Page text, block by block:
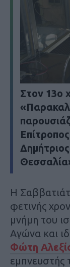
Στον 13ο
Θεσσαλία
Η
φετινής
μνήμη του
Αγώνα και
Φώτη
εμπνευστής